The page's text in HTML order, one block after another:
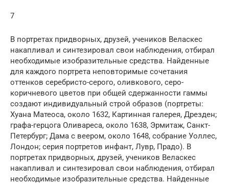
7
В портретах придворных, друзей, учеников Веласкес
накапливал и синтезировал свои наблюдения, отбирал
необходимые изобразительные средства. Найденные
для каждого портрета неповторимые сочетания
оттенков серебристо-серого, оливкового, серо-
коричневого цветов при общей сдержанности гаммы
создают индивидуальный строй образов (портреты:
Хуана Матеоса, около 1632, Картинная галерея, Дрезден;
графа-герцога Оливареса, около 1638, Эрмитаж, Санкт-
Петербург; Дама с веером, около 1648, собрание Уоллес,
Лондон; серия портретов инфант, Лувр, Прадо). В
портретах придворных, друзей, учеников Веласкес
накапливал и синтезировал свои наблюдения, отбирал
необходимые изобразительные средства. Найденные